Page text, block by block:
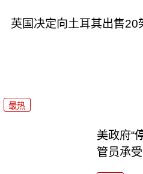
英国决定向土耳其出售20
最热
美政府“
管员承